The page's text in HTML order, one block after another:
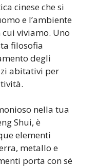
cinese che si
e l’ambiente
viviamo. Uno
filosofia
degli
abitativi per
nella tua
Shui, è
elementi
metallo e
porta con sé